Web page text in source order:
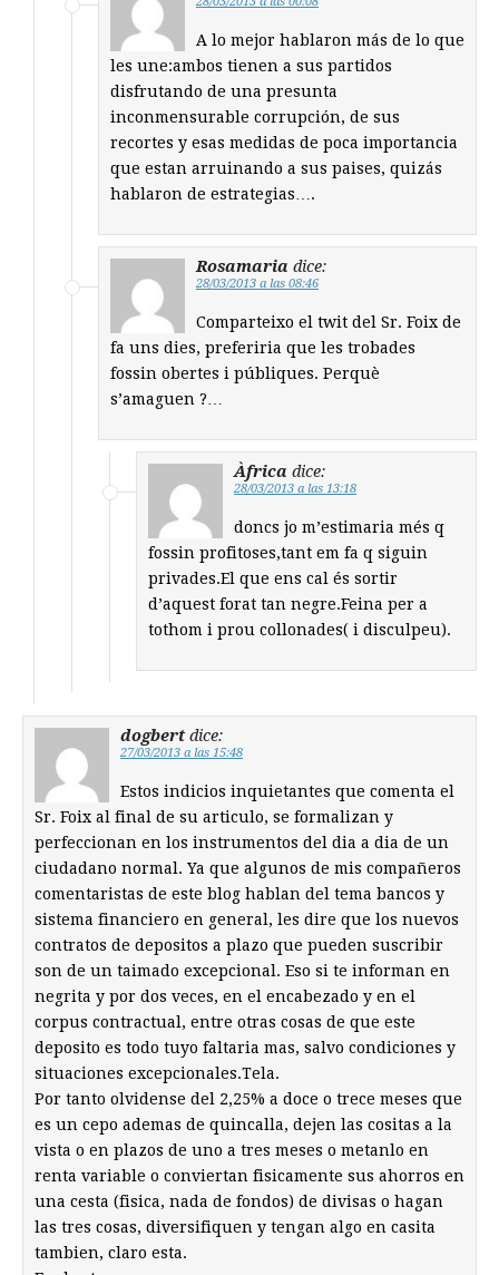
A lo mejor hablaron más de lo que
les une:ambos tienen a sus partidos
disfrutando de una presunta
inconmensurable corrupción, de sus
recortes y esas medidas de poca importancia
que estan arruinando a sus paises, quizás
hablaron de estrategias….
Rosamaria dice:
28/03/2013 a las 08:46
Comparteixo el twit del Sr. Foix de
fa uns dies, preferiria que les trobades
fossin obertes i públiques. Perquè
s’amaguen ?…
Àfrica dice:
28/03/2013 a las 13:18
doncs jo m’estimaria més q
fossin profitoses,tant em fa q siguin
privades.El que ens cal és sortir
d’aquest forat tan negre.Feina per a
tothom i prou collonades( i disculpeu).
dogbert dice:
27/03/2013 a las 15:48
Estos indicios inquietantes que comenta el
Sr. Foix al final de su articulo, se formalizan y
perfeccionan en los instrumentos del dia a dia de un
ciudadano normal. Ya que algunos de mis compañeros
comentaristas de este blog hablan del tema bancos y
sistema financiero en general, les dire que los nuevos
contratos de depositos a plazo que pueden suscribir
son de un taimado excepcional. Eso si te informan en
negrita y por dos veces, en el encabezado y en el
corpus contractual, entre otras cosas de que este
deposito es todo tuyo faltaria mas, salvo condiciones y
situaciones excepcionales.Tela.
Por tanto olvidense del 2,25% a doce o trece meses que
es un cepo ademas de quincalla, dejen las cositas a la
vista o en plazos de uno a tres meses o metanlo en
renta variable o conviertan fisicamente sus ahorros en
una cesta (fisica, nada de fondos) de divisas o hagan
las tres cosas, diversifiquen y tengan algo en casita
tambien, claro esta.